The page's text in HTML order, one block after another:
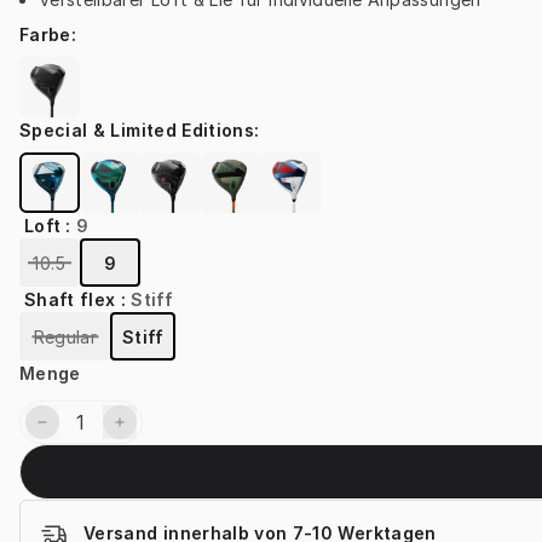
Farbe:
Special & Limited Editions:
Loft : 9
10.5
9
Shaft flex :Stiff
Regular
Stiff
Menge
Versand innerhalb von 7-10 Werktagen